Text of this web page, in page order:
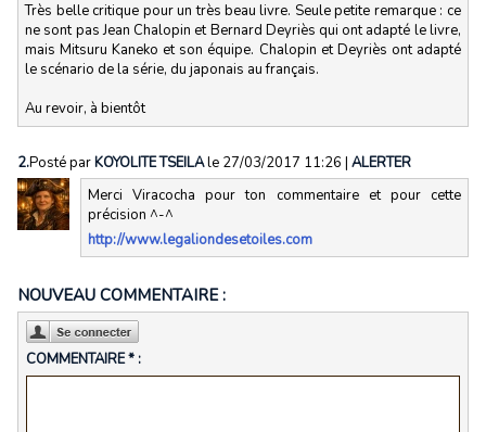
Très belle critique pour un très beau livre. Seule petite remarque : ce
ne sont pas Jean Chalopin et Bernard Deyriès qui ont adapté le livre,
mais Mitsuru Kaneko et son équipe. Chalopin et Deyriès ont adapté
le scénario de la série, du japonais au français.
Au revoir, à bientôt
2.Posté parKOYOLITE TSEILAle 27/03/2017 11:26 | ALERTER
Merci Viracocha pour ton commentaire et pour cette
précision ^-^
http://www.legaliondesetoiles.com
NOUVEAU COMMENTAIRE :
COMMENTAIRE * :